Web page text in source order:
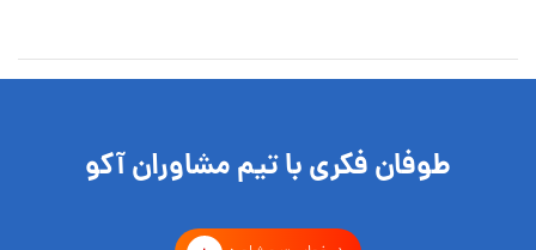
طوفان فکری با تیم مشاوران آکو